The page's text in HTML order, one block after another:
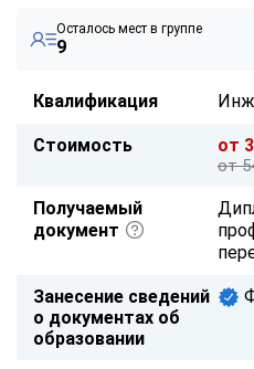
Осталось мест в группе
9
Квалификация
Стоимость от
от
Получаемый
документ
Занесение сведений
о документах об
образовании